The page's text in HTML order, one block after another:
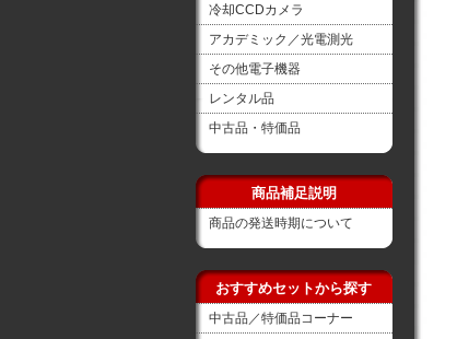
冷却CCDカメラ
アカデミック／光電測光
その他電子機器
レンタル品
中古品・特価品
商品補足説明
商品の発送時期について
おすすめセットから探す
中古品／特価品コーナー